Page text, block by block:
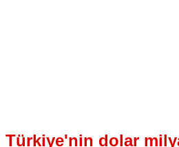
Türkiye'nin dolar